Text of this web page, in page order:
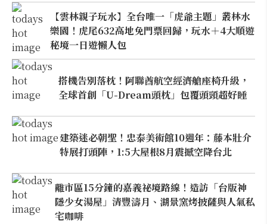
【雲林親子玩水】全台唯一「虎爺主題」叢林水
樂園！虎尾632高地免門票回歸，玩水＋4大順遊
秘境一日遊懶人包
搭機告別落枕！阿聯酋航空經濟艙座椅升級，
全球首創「U-Dream頭枕」包覆頭頸超好睡
建築迷必朝聖！忠泰美術館10週年：藤本壯介
特展打頭陣，1:5大屋根8月震撼空降台北
離市區15分鐘的嘉義祕境路線！造訪「台版神
隱少女湯屋」清豐濤月、湖景窯烤披薩與人氣私
宅咖啡